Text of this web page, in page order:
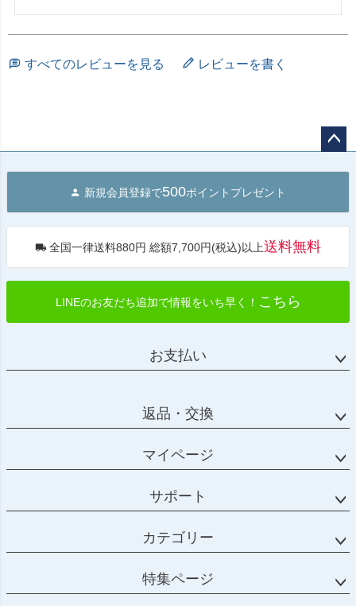
すべてのレビューを見る レビューを書く
へ
新規会員登録で500ポイントプレゼント
全国一律送料880円 総額7,700円(税込)以上送料無料
LINEのお友だち追加で情報をいち早く！ こちら
お支払い
返品・交換
マイページ
サポート
カテゴリー
特集ページ